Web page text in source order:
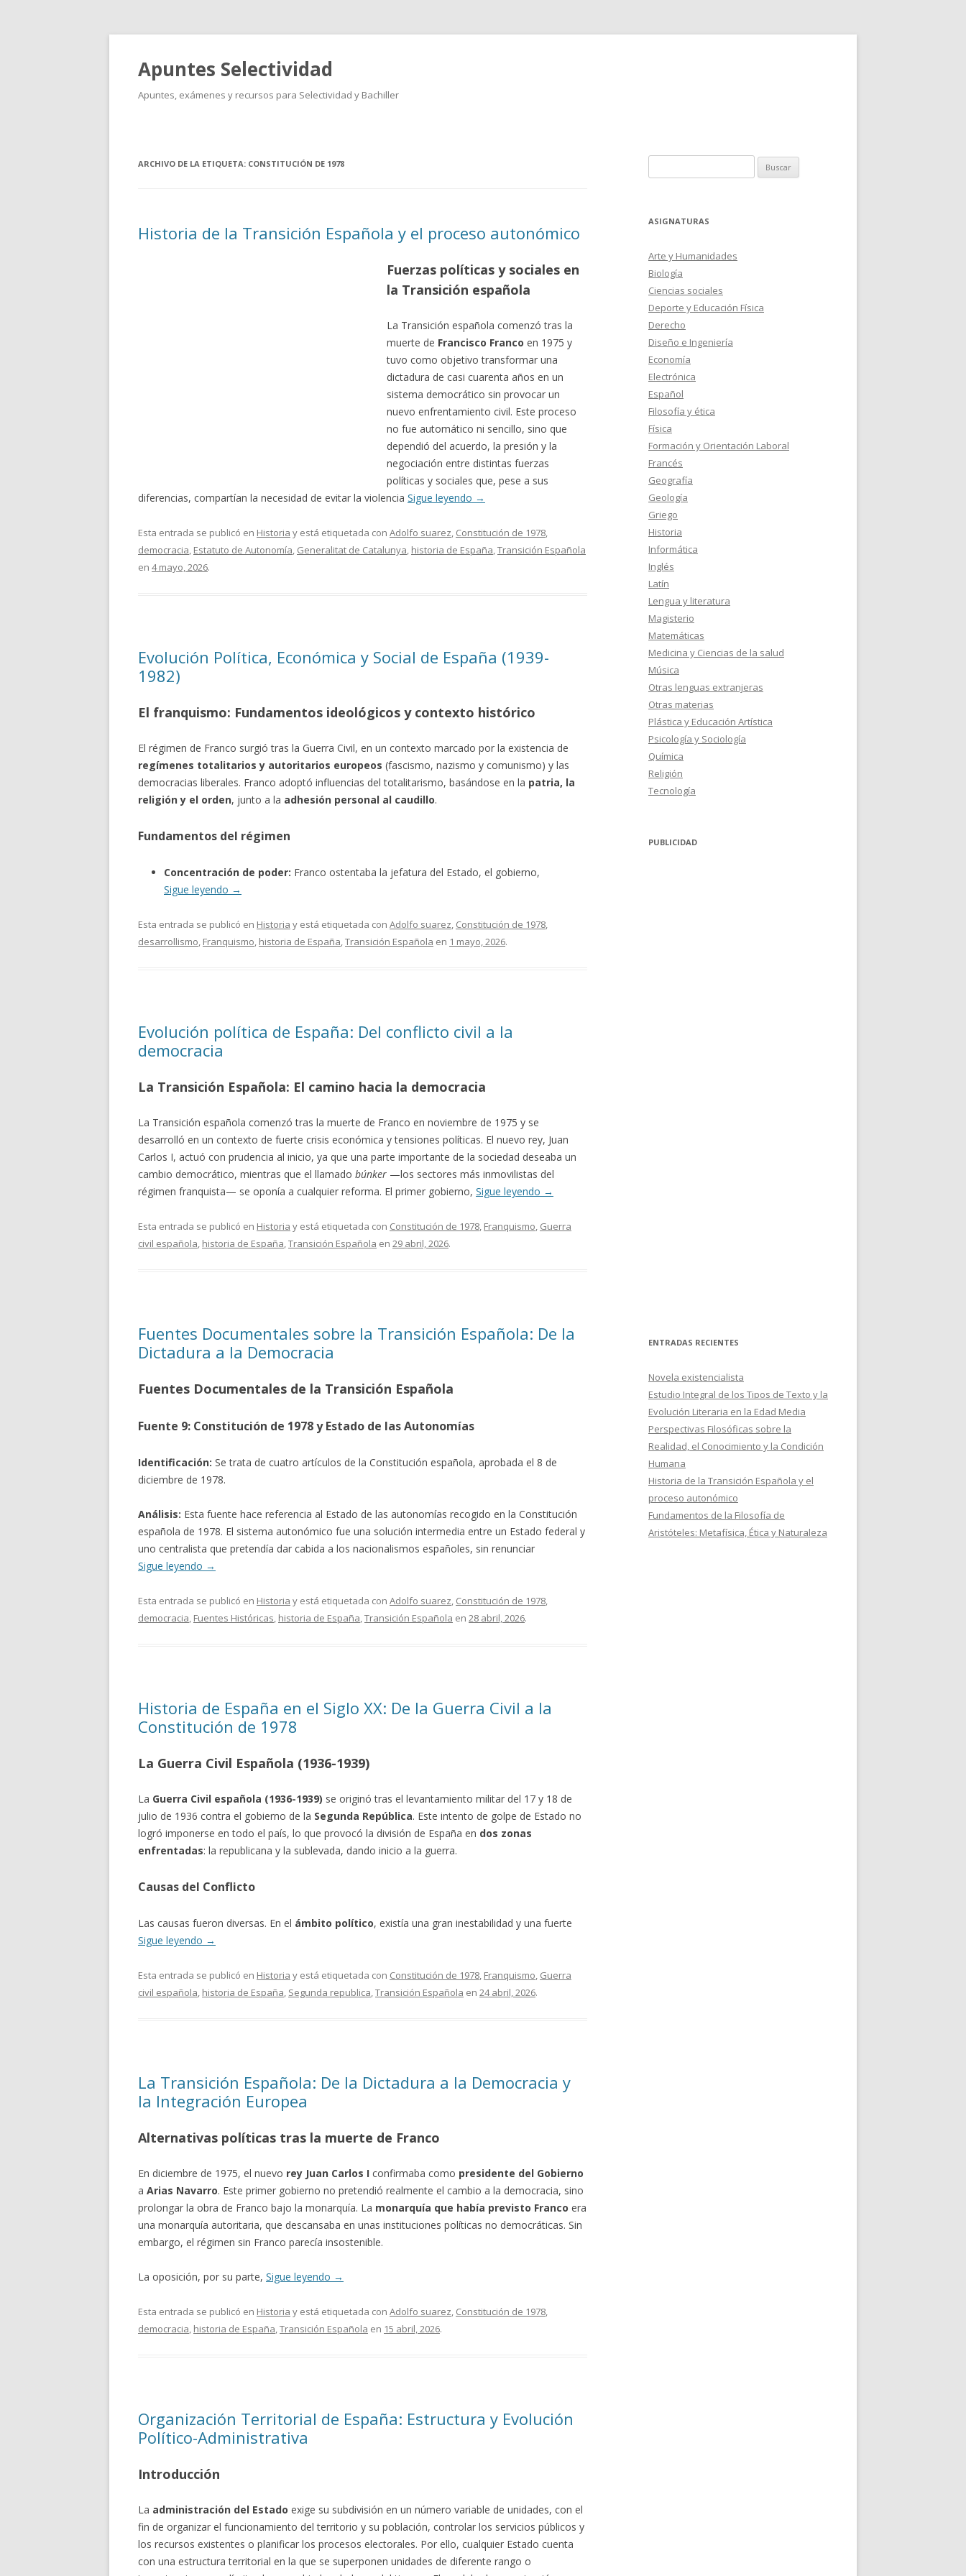
Apuntes Selectividad
Apuntes, exámenes y recursos para Selectividad y Bachiller
ARCHIVO DE LA ETIQUETA: CONSTITUCIÓN DE 1978
Historia de la Transición Española y el proceso autonómico
Fuerzas políticas y sociales en
la Transición española
La Transición española comenzó tras la
muerte de Francisco Franco en 1975 y
tuvo como objetivo transformar una
dictadura de casi cuarenta años en un
sistema democrático sin provocar un
nuevo enfrentamiento civil. Este proceso
no fue automático ni sencillo, sino que
dependió del acuerdo, la presión y la
negociación entre distintas fuerzas
políticas y sociales que, pese a sus
diferencias, compartían la necesidad de evitar la violencia Sigue leyendo →
Esta entrada se publicó en Historia y está etiquetada con Adolfo suarez, Constitución de 1978,
democracia, Estatuto de Autonomía, Generalitat de Catalunya, historia de España,Transición Española
en 4 mayo, 2026.
Evolución Política, Económica y Social de España (1939-
1982)
El franquismo: Fundamentos ideológicos y contexto histórico
El régimen de Franco surgió tras la Guerra Civil, en un contexto marcado por la existencia de
regímenes totalitarios y autoritarios europeos (fascismo, nazismo y comunismo) y las
democracias liberales. Franco adoptó influencias del totalitarismo, basándose en la patria, la
religión y el orden, junto a la adhesión personal al caudillo.
Fundamentos del régimen
Concentración de poder: Franco ostentaba la jefatura del Estado, el gobierno,
Sigue leyendo →
Esta entrada se publicó en Historia y está etiquetada con Adolfo suarez, Constitución de 1978,
desarrollismo, Franquismo, historia de España,Transición Española en 1 mayo, 2026.
Evolución política de España: Del conflicto civil a la
democracia
La Transición Española: El camino hacia la democracia
La Transición española comenzó tras la muerte de Franco en noviembre de 1975 y se
desarrolló en un contexto de fuerte crisis económica y tensiones políticas. El nuevo rey, Juan
Carlos I, actuó con prudencia al inicio, ya que una parte importante de la sociedad deseaba un
cambio democrático, mientras que el llamado búnker —los sectores más inmovilistas del
régimen franquista— se oponía a cualquier reforma. El primer gobierno, Sigue leyendo →
Esta entrada se publicó en Historia y está etiquetada con Constitución de 1978, Franquismo, Guerra
civil española, historia de España,Transición Española en 29 abril, 2026.
Fuentes Documentales sobre la Transición Española: De la
Dictadura a la Democracia
Fuentes Documentales de la Transición Española
Fuente 9: Constitución de 1978 y Estado de las Autonomías
Identificación: Se trata de cuatro artículos de la Constitución española, aprobada el 8 de
diciembre de 1978.
Análisis: Esta fuente hace referencia al Estado de las autonomías recogido en la Constitución
española de 1978. El sistema autonómico fue una solución intermedia entre un Estado federal y
uno centralista que pretendía dar cabida a los nacionalismos españoles, sin renunciar
Sigue leyendo →
Esta entrada se publicó en Historia y está etiquetada con Adolfo suarez, Constitución de 1978,
democracia, Fuentes Históricas, historia de España,Transición Española en 28 abril, 2026.
Historia de España en el Siglo XX: De la Guerra Civil a la
Constitución de 1978
La Guerra Civil Española (1936-1939)
La Guerra Civil española (1936-1939) se originó tras el levantamiento militar del 17 y 18 de
julio de 1936 contra el gobierno de la Segunda República. Este intento de golpe de Estado no
logró imponerse en todo el país, lo que provocó la división de España en dos zonas
enfrentadas: la republicana y la sublevada, dando inicio a la guerra.
Causas del Conflicto
Las causas fueron diversas. En el ámbito político, existía una gran inestabilidad y una fuerte
Sigue leyendo →
Esta entrada se publicó en Historia y está etiquetada con Constitución de 1978, Franquismo, Guerra
civil española, historia de España, Segunda republica,Transición Española en 24 abril, 2026.
La Transición Española: De la Dictadura a la Democracia y
la Integración Europea
Alternativas políticas tras la muerte de Franco
En diciembre de 1975, el nuevo rey Juan Carlos I confirmaba como presidente del Gobierno
a Arias Navarro. Este primer gobierno no pretendió realmente el cambio a la democracia, sino
prolongar la obra de Franco bajo la monarquía. La monarquía que había previsto Franco era
una monarquía autoritaria, que descansaba en unas instituciones políticas no democráticas. Sin
embargo, el régimen sin Franco parecía insostenible.
La oposición, por su parte, Sigue leyendo →
Esta entrada se publicó en Historia y está etiquetada con Adolfo suarez, Constitución de 1978,
democracia, historia de España,Transición Española en 15 abril, 2026.
Organización Territorial de España: Estructura y Evolución
Político-Administrativa
Introducción
La administración del Estado exige su subdivisión en un número variable de unidades, con el
fin de organizar el funcionamiento del territorio y su población, controlar los servicios públicos y
los recursos existentes o planificar los procesos electorales. Por ello, cualquier Estado cuenta
con una estructura territorial en la que se superponen unidades de diferente rango o
ASIGNATURAS
Arte y Humanidades
Biología
Ciencias sociales
Deporte y Educación Física
Derecho
Diseño e Ingeniería
Economía
Electrónica
Español
Filosofía y ética
Física
Formación y Orientación Laboral
Francés
Geografía
Geología
Griego
Historia
Informática
Inglés
Latín
Lengua y literatura
Magisterio
Matemáticas
Medicina y Ciencias de la salud
Música
Otras lenguas extranjeras
Otras materias
Plástica y Educación Artística
Psicología y Sociología
Química
Religión
Tecnología
PUBLICIDAD
ENTRADAS RECIENTES
Novela existencialista
Estudio Integral de los Tipos de Texto y la
Evolución Literaria en la Edad Media
Perspectivas Filosóficas sobre la
Realidad, el Conocimiento y la Condición
Humana
Historia de la Transición Española y el
proceso autonómico
Fundamentos de la Filosofía de
Aristóteles: Metafísica, Ética y Naturaleza